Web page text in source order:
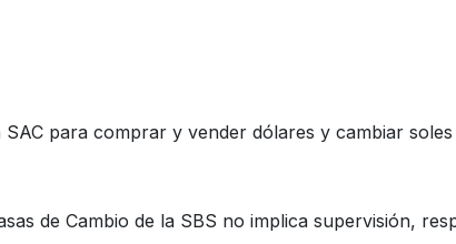
para comprar y vender dólares y cambiar
de Cambio de la SBS no implica supervisión,